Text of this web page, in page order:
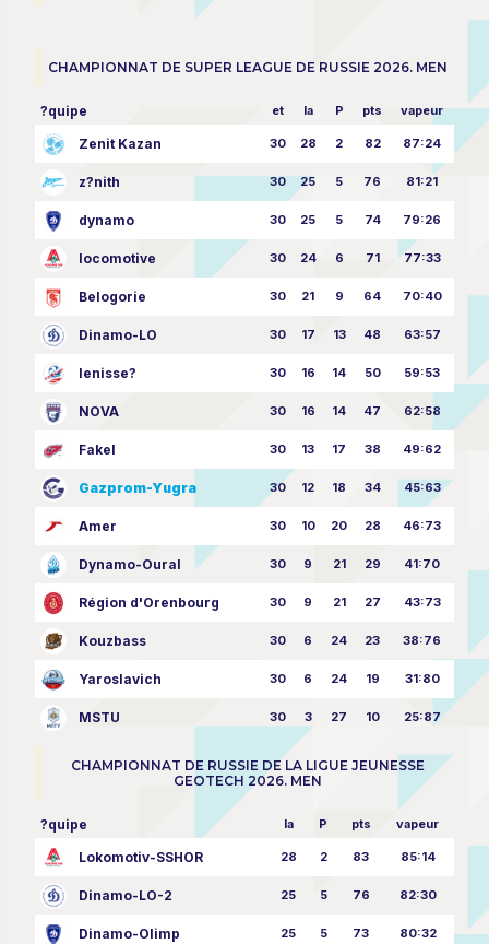
CHAMPIONNAT DE SUPER LEAGUE DE RUSSIE 2026. MEN
?quipe et la P pts vapeur
Zenit Kazan 30 28 2 82 87:24
z?nith 30 25 5 76 81:21
dynamo 30 25 5 74 79:26
locomotive 30 24 6 71 77:33
Belogorie 30 21 9 64 70:40
Dinamo-LO 30 17 13 48 63:57
Ienisse? 30 16 14 50 59:53
NOVA 30 16 14 47 62:58
Fakel 30 13 17 38 49:62
Gazprom-Yugra 30 12 18 34 45:63
Amer 30 10 20 28 46:73
Dynamo-Oural 30 9 21 29 41:70
Région d'Orenbourg 30 9 21 27 43:73
Kouzbass 30 6 24 23 38:76
Yaroslavich 30 6 24 19 31:80
MSTU 30 3 27 10 25:87
CHAMPIONNAT DE RUSSIE DE LA LIGUE JEUNESSE
GEOTECH 2026. MEN
?quipe la P pts vapeur
Lokomotiv-SSHOR 28 2 83 85:14
Dinamo-LO-2 25 5 76 82:30
Dinamo-Olimp 25 5 73 80:32